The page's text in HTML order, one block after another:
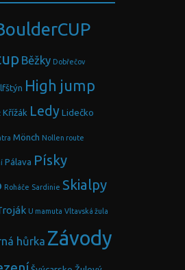
Běžky Dobřečov
High jump
Křížák Ledy Lidečko
Mönch Nollen route
Pálava Písky
Roháče Sardinie Skialpy
U mamuta Vltavská žula
hůrka Závody